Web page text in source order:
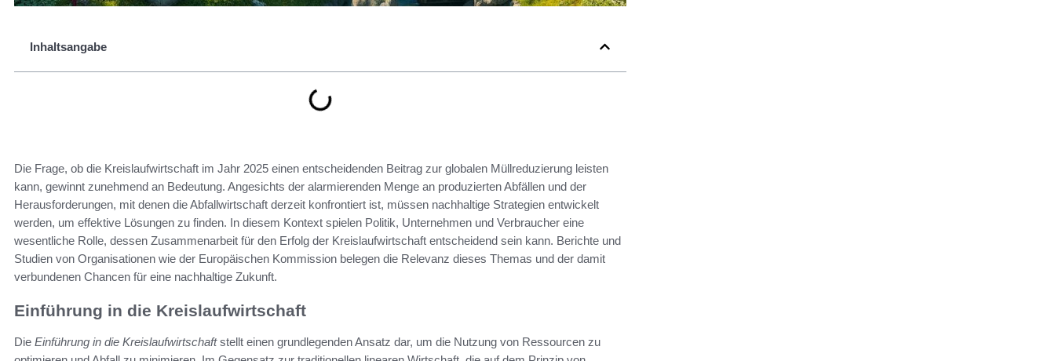
Inhaltsangabe
Die Frage, ob die Kreislaufwirtschaft im Jahr 2025 einen entscheidenden Beitrag zur globalen Müllreduzierung leisten
kann, gewinnt zunehmend an Bedeutung. Angesichts der alarmierenden Menge an produzierten Abfällen und der
Herausforderungen, mit denen die Abfallwirtschaft derzeit konfrontiert ist, müssen nachhaltige Strategien entwickelt
werden, um effektive Lösungen zu finden. In diesem Kontext spielen Politik, Unternehmen und Verbraucher eine
wesentliche Rolle, dessen Zusammenarbeit für den Erfolg der Kreislaufwirtschaft entscheidend sein kann. Berichte und
Studien von Organisationen wie der Europäischen Kommission belegen die Relevanz dieses Themas und der damit
verbundenen Chancen für eine nachhaltige Zukunft.
Einführung in die Kreislaufwirtschaft
Die Einführung in die Kreislaufwirtschaftstellt einen grundlegenden Ansatz dar, um die Nutzung von Ressourcen zu